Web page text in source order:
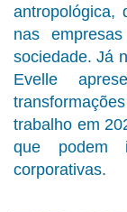
antropológica,
nas
sociedade. Já
Evelle
trabalho em
que podem
corporativas.